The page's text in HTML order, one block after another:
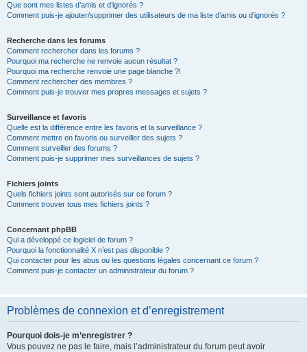
Que sont mes listes d’amis et d’ignorés ?
Comment puis-je ajouter/supprimer des utilisateurs de ma liste d’amis ou d’ignorés ?
Recherche dans les forums
Comment rechercher dans les forums ?
Pourquoi ma recherche ne renvoie aucun résultat ?
Pourquoi ma recherche renvoie une page blanche ?!
Comment rechercher des membres ?
Comment puis-je trouver mes propres messages et sujets ?
Surveillance et favoris
Quelle est la différence entre les favoris et la surveillance ?
Comment mettre en favoris ou surveiller des sujets ?
Comment surveiller des forums ?
Comment puis-je supprimer mes surveillances de sujets ?
Fichiers joints
Quels fichiers joints sont autorisés sur ce forum ?
Comment trouver tous mes fichiers joints ?
Concernant phpBB
Qui a développé ce logiciel de forum ?
Pourquoi la fonctionnalité X n’est pas disponible ?
Qui contacter pour les abus ou les questions légales concernant ce forum ?
Comment puis-je contacter un administrateur du forum ?
Problèmes de connexion et d’enregistrement
Pourquoi dois-je m’enregistrer ?
Vous pouvez ne pas le faire, mais l’administrateur du forum peut avoir